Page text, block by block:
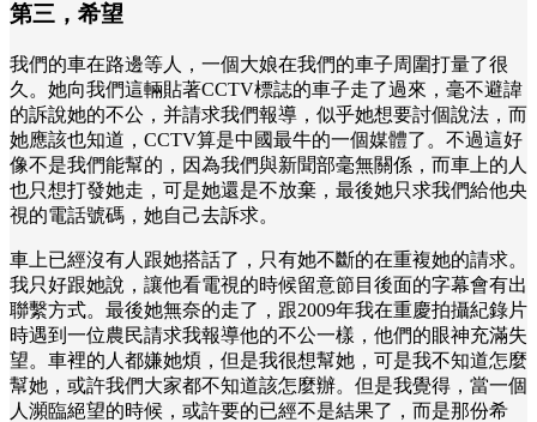
第三，希望
我們的車在路邊等人，一個大娘在我們的車子周圍打量了很
久。她向我們這輛貼著CCTV標誌的車子走了過來，毫不避諱
的訴說她的不公，并請求我們報導，似乎她想要討個說法，而
她應該也知道，CCTV算是中國最牛的一個媒體了。不過這好
像不是我們能幫的，因為我們與新聞部毫無關係，而車上的人
也只想打發她走，可是她還是不放棄，最後她只求我們給他央
視的電話號碼，她自己去訴求。
車上已經沒有人跟她搭話了，只有她不斷的在重複她的請求。
我只好跟她說，讓他看電視的時候留意節目後面的字幕會有出
聯繫方式。最後她無奈的走了，跟2009年我在重慶拍攝紀錄片
時遇到一位農民請求我報導他的不公一樣，他們的眼神充滿失
望。車裡的人都嫌她煩，但是我很想幫她，可是我不知道怎麼
幫她，或許我們大家都不知道該怎麼辦。但是我覺得，當一個
人瀕臨絕望的時候，或許要的已經不是結果了，而是那份希